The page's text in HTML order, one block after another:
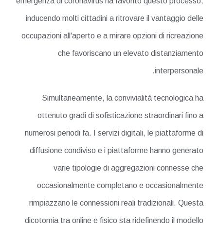
inducendo molti cittadini a ritrovare il vantaggio delle
occupazioni all'aperto e a mirare opzioni di ricreazione
che favoriscano un elevato distanziamento
interpersonale.
Simultaneamente, la convivialità tecnologica ha
ottenuto gradi di sofisticazione straordinari fino a
numerosi periodi fa. I servizi digitali, le piattaforme di
diffusione condiviso e i piattaforme hanno generato
varie tipologie di aggregazioni connesse che
occasionalmente completano e occasionalmente
rimpiazzano le connessioni reali tradizionali. Questa
dicotomia tra online e fisico sta ridefinendo il modello